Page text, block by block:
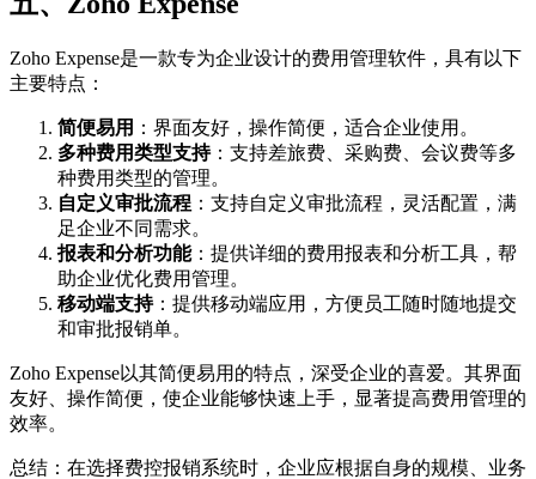
Zoho Expense是一款专为企业设计的费用管理软件，具有以下
主要特点：
简便易用 ：界面友好，操作简便，适合企业使用。
多种费用类型支持：支持差旅费、采购费、会议费等多
种费用类型的管理。
自定义审批流程 ：支持自定义审批流程，灵活配置，满
足企业不同需求。
报表和分析功能：提供详细的费用报表和分析工具，帮
助企业优化费用管理。
移动端支持：提供移动端应用，方便员工随时随地提交
和审批报销单。
Zoho Expense以其简便易用的特点，深受企业的喜爱。其界面
友好、操作简便，使企业能够快速上手，显著提高费用管理的
效率。
总结：在选择费控报销系统时，企业应根据自身的规模、业务